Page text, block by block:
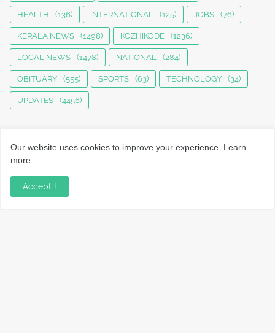
HEALTH (136) INTERNATIONAL (125) JOBS (76)
KERALA NEWS (1498) KOZHIKODE (1236)
LOCAL NEWS (1478) NATIONAL (284)
OBITUARY (555) SPORTS (63) TECHNOLOGY (34)
UPDATES (4456)
നാട്ടുവാർത്തകൾ, തൊഴിൽ, വിദ്യാഭ്യാസം, വാണിജ്യം,
Our website uses cookies to improve your experience. Learn
more
Accept !